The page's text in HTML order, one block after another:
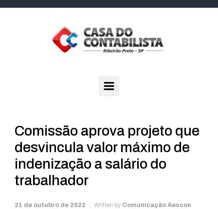
Comissão aprova projeto que
desvincula valor máximo de
indenização a salário do
trabalhador
21 de outubro de 2022 Written by Comunicação Aescon